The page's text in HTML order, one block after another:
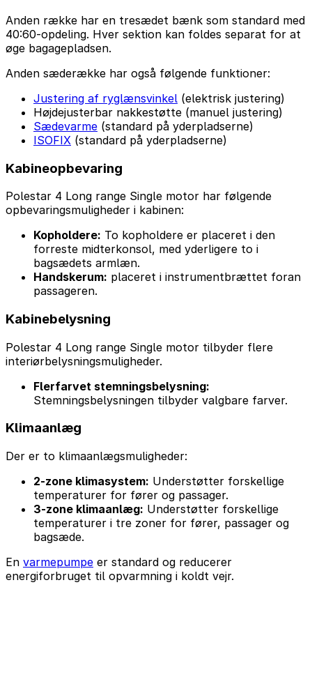
Anden række har en tresædet bænk som standard med
40:60-opdeling. Hver sektion kan foldes separat for at
øge bagagepladsen.
Anden sæderække har også følgende funktioner:
Justering af ryglænsvinkel (elektrisk justering)
Højdejusterbar nakkestøtte (manuel justering)
Sædevarme (standard på yderpladserne)
ISOFIX (standard på yderpladserne)
Kabineopbevaring
Polestar 4 Long range Single motor har følgende
opbevaringsmuligheder i kabinen:
Kopholdere: To kopholdere er placeret i den
forreste midterkonsol, med yderligere to i
bagsædets armlæn.
Handskerum: placeret i instrumentbrættet foran
passageren.
Kabinebelysning
Polestar 4 Long range Single motor tilbyder flere
interiørbelysningsmuligheder.
Flerfarvet stemningsbelysning:
Stemningsbelysningen tilbyder valgbare farver.
Klimaanlæg
Der er to klimaanlægsmuligheder:
2-zone klimasystem: Understøtter forskellige
temperaturer for fører og passager.
3-zone klimaanlæg: Understøtter forskellige
temperaturer i tre zoner for fører, passager og
bagsæde.
En varmepumpe er standard og reducerer
energiforbruget til opvarmning i koldt vejr.